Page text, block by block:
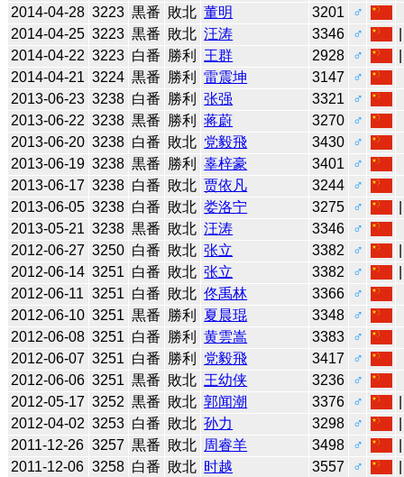
2014-04-28 3223 黒番 敗北 董明 3201
♂
2014-04-25 3223 黒番 敗北 汪涛 3346 ♂
2014-04-22 3223 白番 勝利 王群 2928 ♂
2014-04-21 3224 黒番 勝利 雷震坤 3147
♂
2013-06-23 3238 白番 勝利 张强 3321
♂
2013-06-22 3238 黒番 勝利 蒋蔚 3270
♂
2013-06-20 3238 白番 敗北 党毅飛 3430
♂
2013-06-19 3238 黒番 勝利 辜梓豪 3401
♂
2013-06-17 3238 白番 敗北 贾依凡 3244
♂
2013-06-05 3238 白番 敗北 娄洛宁 3275 ♂
2013-05-21 3238 黒番 敗北 汪涛 3346
♂
2012-06-27 3250 白番 敗北 张立 3382 ♂
2012-06-14 3251 白番 敗北 张立 3382 ♂
2012-06-11 3251 白番 敗北 佟禹林 3366
♂
2012-06-10 3251 黒番 勝利 夏晨琨 3348
♂
2012-06-08 3251 白番 勝利 黄雲嵩 3383
♂
2012-06-07 3251 白番 勝利 党毅飛 3417
♂
2012-06-06 3251 黒番 敗北 王幼侠 3236
♂
2012-05-17 3252 黒番 敗北 郭闻潮 3376 ♂
2012-04-02 3253 白番 敗北 孙力 3298 ♂
2011-12-26 3257 黒番 敗北 周睿羊 3498 ♂
2011-12-06 3258 白番 敗北 时越 3557 ♂